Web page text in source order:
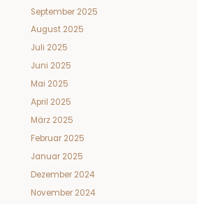
September 2025
August 2025
Juli 2025
Juni 2025
Mai 2025
April 2025
März 2025
Februar 2025
Januar 2025
Dezember 2024
November 2024